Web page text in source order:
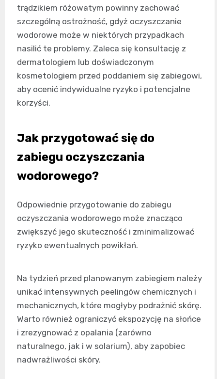
trądzikiem różowatym powinny zachować
szczególną ostrożność, gdyż oczyszczanie
wodorowe może w niektórych przypadkach
nasilić te problemy. Zaleca się konsultację z
dermatologiem lub doświadczonym
kosmetologiem przed poddaniem się zabiegowi,
aby ocenić indywidualne ryzyko i potencjalne
korzyści.
Jak przygotować się do
zabiegu oczyszczania
wodorowego?
Odpowiednie przygotowanie do zabiegu
oczyszczania wodorowego może znacząco
zwiększyć jego skuteczność i zminimalizować
ryzyko ewentualnych powikłań.
Na tydzień przed planowanym zabiegiem należy
unikać intensywnych peelingów chemicznych i
mechanicznych, które mogłyby podrażnić skórę.
Warto również ograniczyć ekspozycję na słońce
i zrezygnować z opalania (zarówno
naturalnego, jak i w solarium), aby zapobiec
nadwrażliwości skóry.